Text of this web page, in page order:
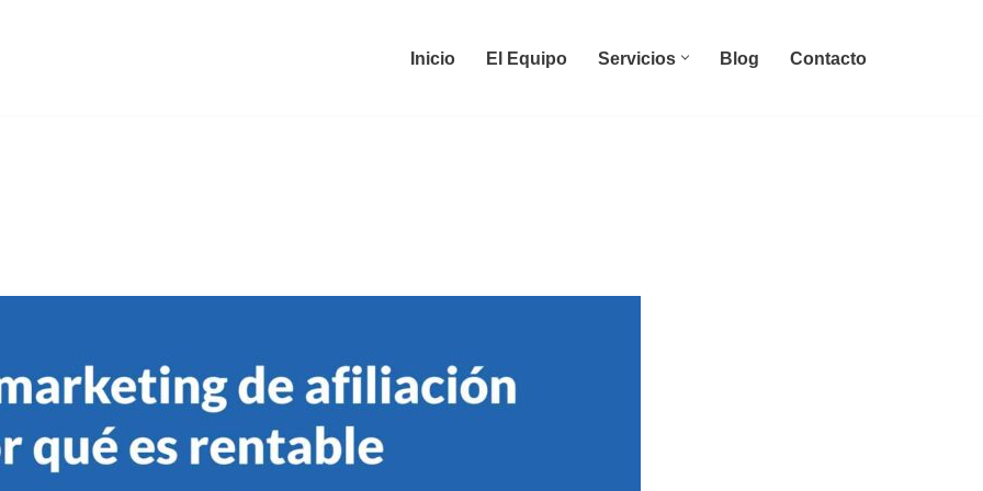
Inicio El Equipo Servicios Blog Contacto